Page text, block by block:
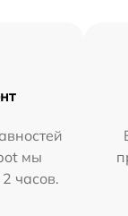
мы
часов.